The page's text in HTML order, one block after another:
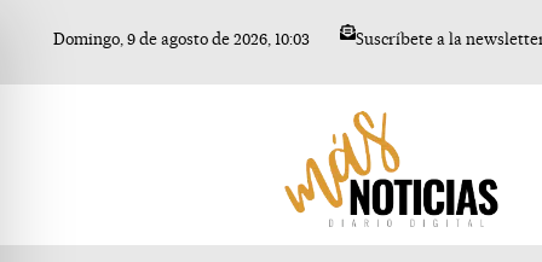
Domingo, 9 de agosto de 2026, 10:03 Suscríbete a la